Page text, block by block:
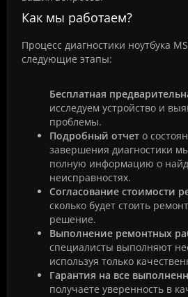
Как мы работаем?
Процесс диагностики ноутбука
следующие этапы:
Бесплатная
исследуем устройство и
проблемы.
Подробный отчет о
завершения диагностики
полную информацию о
неисправностях.
Согласование стоимости
сколько будет стоить
решение.
Выполнение ремонтных
специалисты выполняют
используя только
Гарантия на все
получаете уверенность в